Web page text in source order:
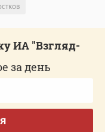
ИА "Взгляд-
за день